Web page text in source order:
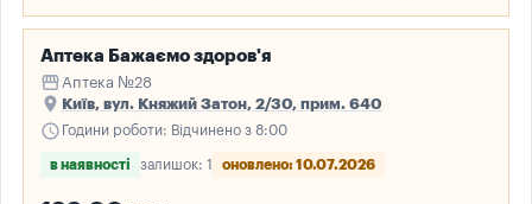
Аптека Бажаємо здоров'я
storefront Аптека №28
place Київ, вул. Княжий Затон, 2/30, прим. 640
schedule Години роботи: Відчинено з 8:00
в наявності залишок: 1 оновлено: 10.07.2026